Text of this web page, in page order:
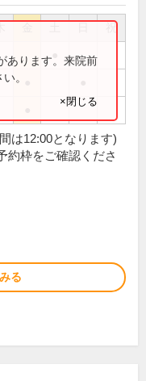
祝
あります。来院前
。
×閉じる
は12:00となります)
約枠をご確認くださ
る